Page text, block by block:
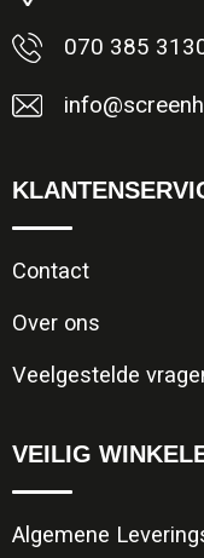
070 385
Contact
Over ons
Veelgestelde
VEILIG
Algemene